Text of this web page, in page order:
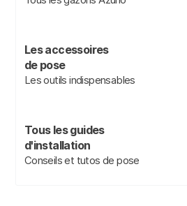
Les accessoires
de pose
Les outils indispensables
Tous les guides
d'installation
Conseils et tutos de pose